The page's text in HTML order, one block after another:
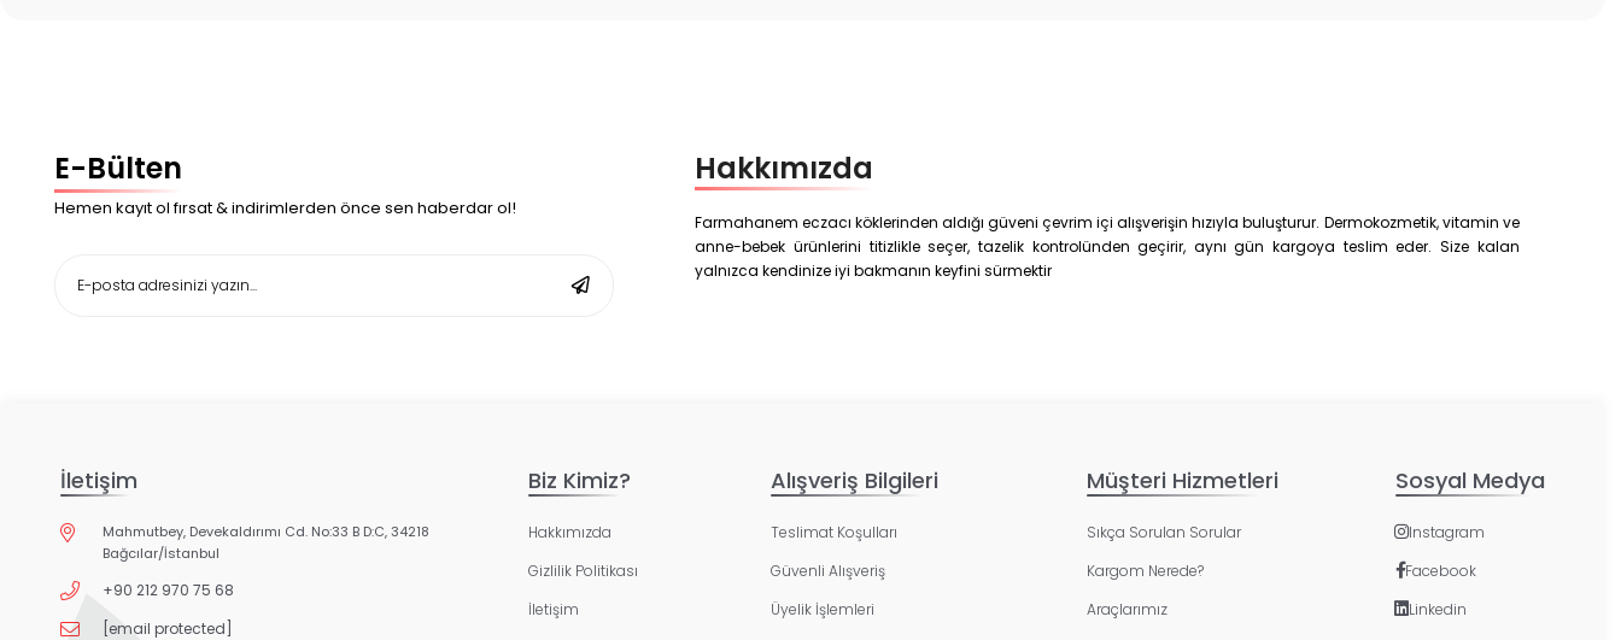
E-Bülten
Hemen kayıt ol fırsat & indirimlerden önce sen haberdar ol!
Hakkımızda
Farmahanem eczacı köklerinden aldığı güveni çevrim içi alışverişin hızıyla buluşturur. Dermokozmetik, vitamin ve
anne-bebek ürünlerini titizlikle seçer, tazelik kontrolünden geçirir, aynı gün kargoya teslim eder. Size kalan
yalnızca kendinize iyi bakmanın keyfini sürmektir
İletişim
Mahmutbey, Devekaldırımı Cd. No:33 B D:C, 34218
Bağcılar/İstanbul
+90 212 970 75 68
[email protected]
Biz Kimiz?
Hakkımızda
Gizlilik Politikası
İletişim
Alışveriş Bilgileri
Teslimat Koşulları
Güvenli Alışveriş
Üyelik İşlemleri
Müşteri Hizmetleri
Sıkça Sorulan Sorular
Kargom Nerede?
Araçlarımız
Sosyal Medya
Instagram
Facebook
Linkedin